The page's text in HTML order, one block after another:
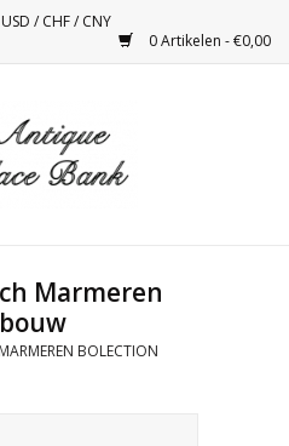
USD /CHF/CNY
0 Artikelen - €0,00
Marmeren
BOLECTION